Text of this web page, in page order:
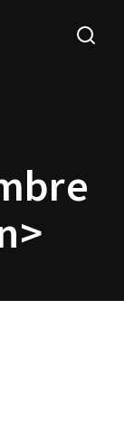
or hit ESC